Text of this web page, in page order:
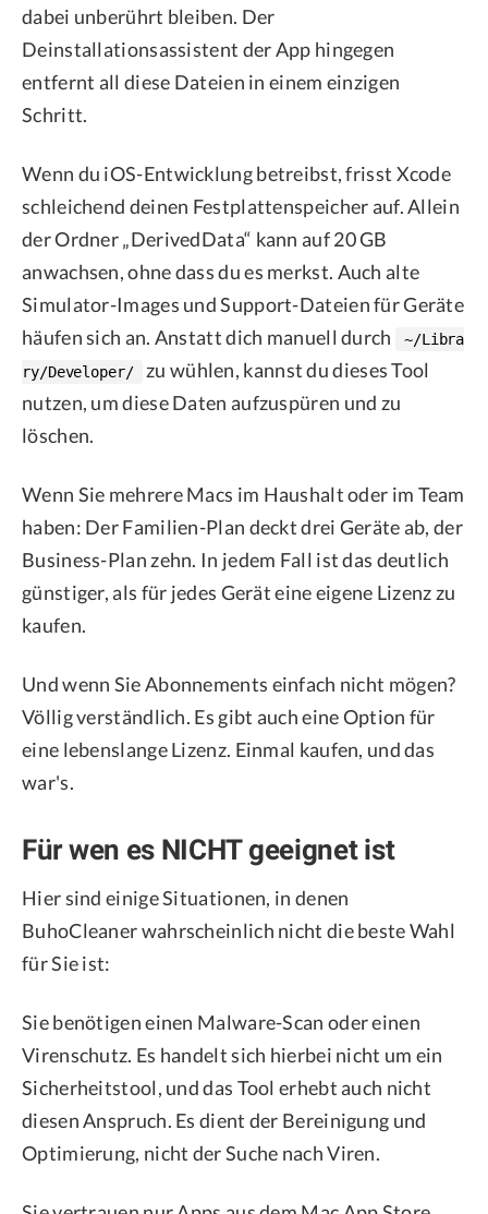
dabei unberührt bleiben. Der
Deinstallationsassistent der App hingegen
entfernt all diese Dateien in einem einzigen
Schritt.
Wenn du iOS-Entwicklung betreibst, frisst Xcode
schleichend deinen Festplattenspeicher auf. Allein
der Ordner „DerivedData“ kann auf 20 GB
anwachsen, ohne dass du es merkst. Auch alte
Simulator-Images und Support-Dateien für Geräte
häufen sich an. Anstatt dich manuell durch
~/Libra
ry/Developer/
zu wühlen, kannst du dieses Tool
nutzen, um diese Daten aufzuspüren und zu
löschen.
Wenn Sie mehrere Macs im Haushalt oder im Team
haben: Der Familien-Plan deckt drei Geräte ab, der
Business-Plan zehn. In jedem Fall ist das deutlich
günstiger, als für jedes Gerät eine eigene Lizenz zu
kaufen.
Und wenn Sie Abonnements einfach nicht mögen?
Völlig verständlich. Es gibt auch eine Option für
eine lebenslange Lizenz. Einmal kaufen, und das
war's.
Für wen es NICHT geeignet ist
Hier sind einige Situationen, in denen
BuhoCleaner wahrscheinlich nicht die beste Wahl
für Sie ist:
Sie benötigen einen Malware-Scan oder einen
Virenschutz. Es handelt sich hierbei nicht um ein
Sicherheitstool, und das Tool erhebt auch nicht
diesen Anspruch. Es dient der Bereinigung und
Optimierung, nicht der Suche nach Viren.